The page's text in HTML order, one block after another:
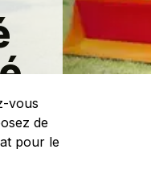
vous
de
pour le